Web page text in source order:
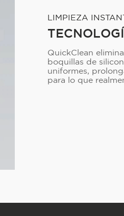
LIMPIEZA
QuickClean
boquillas de
uniformes,
para lo que